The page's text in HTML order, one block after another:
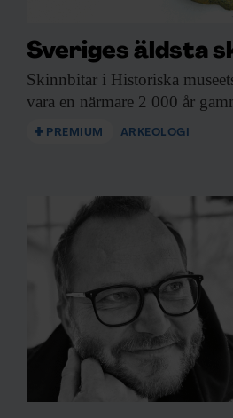
Sveriges äldsta
Skinnbitar i Historiska
vara en närmare 2 000 år
PREMIUM ARKEOLOGI